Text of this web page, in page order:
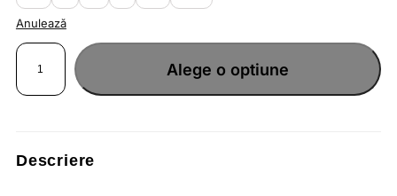
Anulează
Cantitate
lungi
antrenament
negru
uscare
rapida
Alege o optiune
Descriere